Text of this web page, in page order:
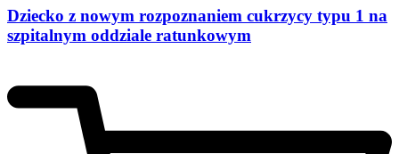
Dziecko z nowym rozpoznaniem cukrzycy typu 1 na
szpitalnym oddziale ratunkowym